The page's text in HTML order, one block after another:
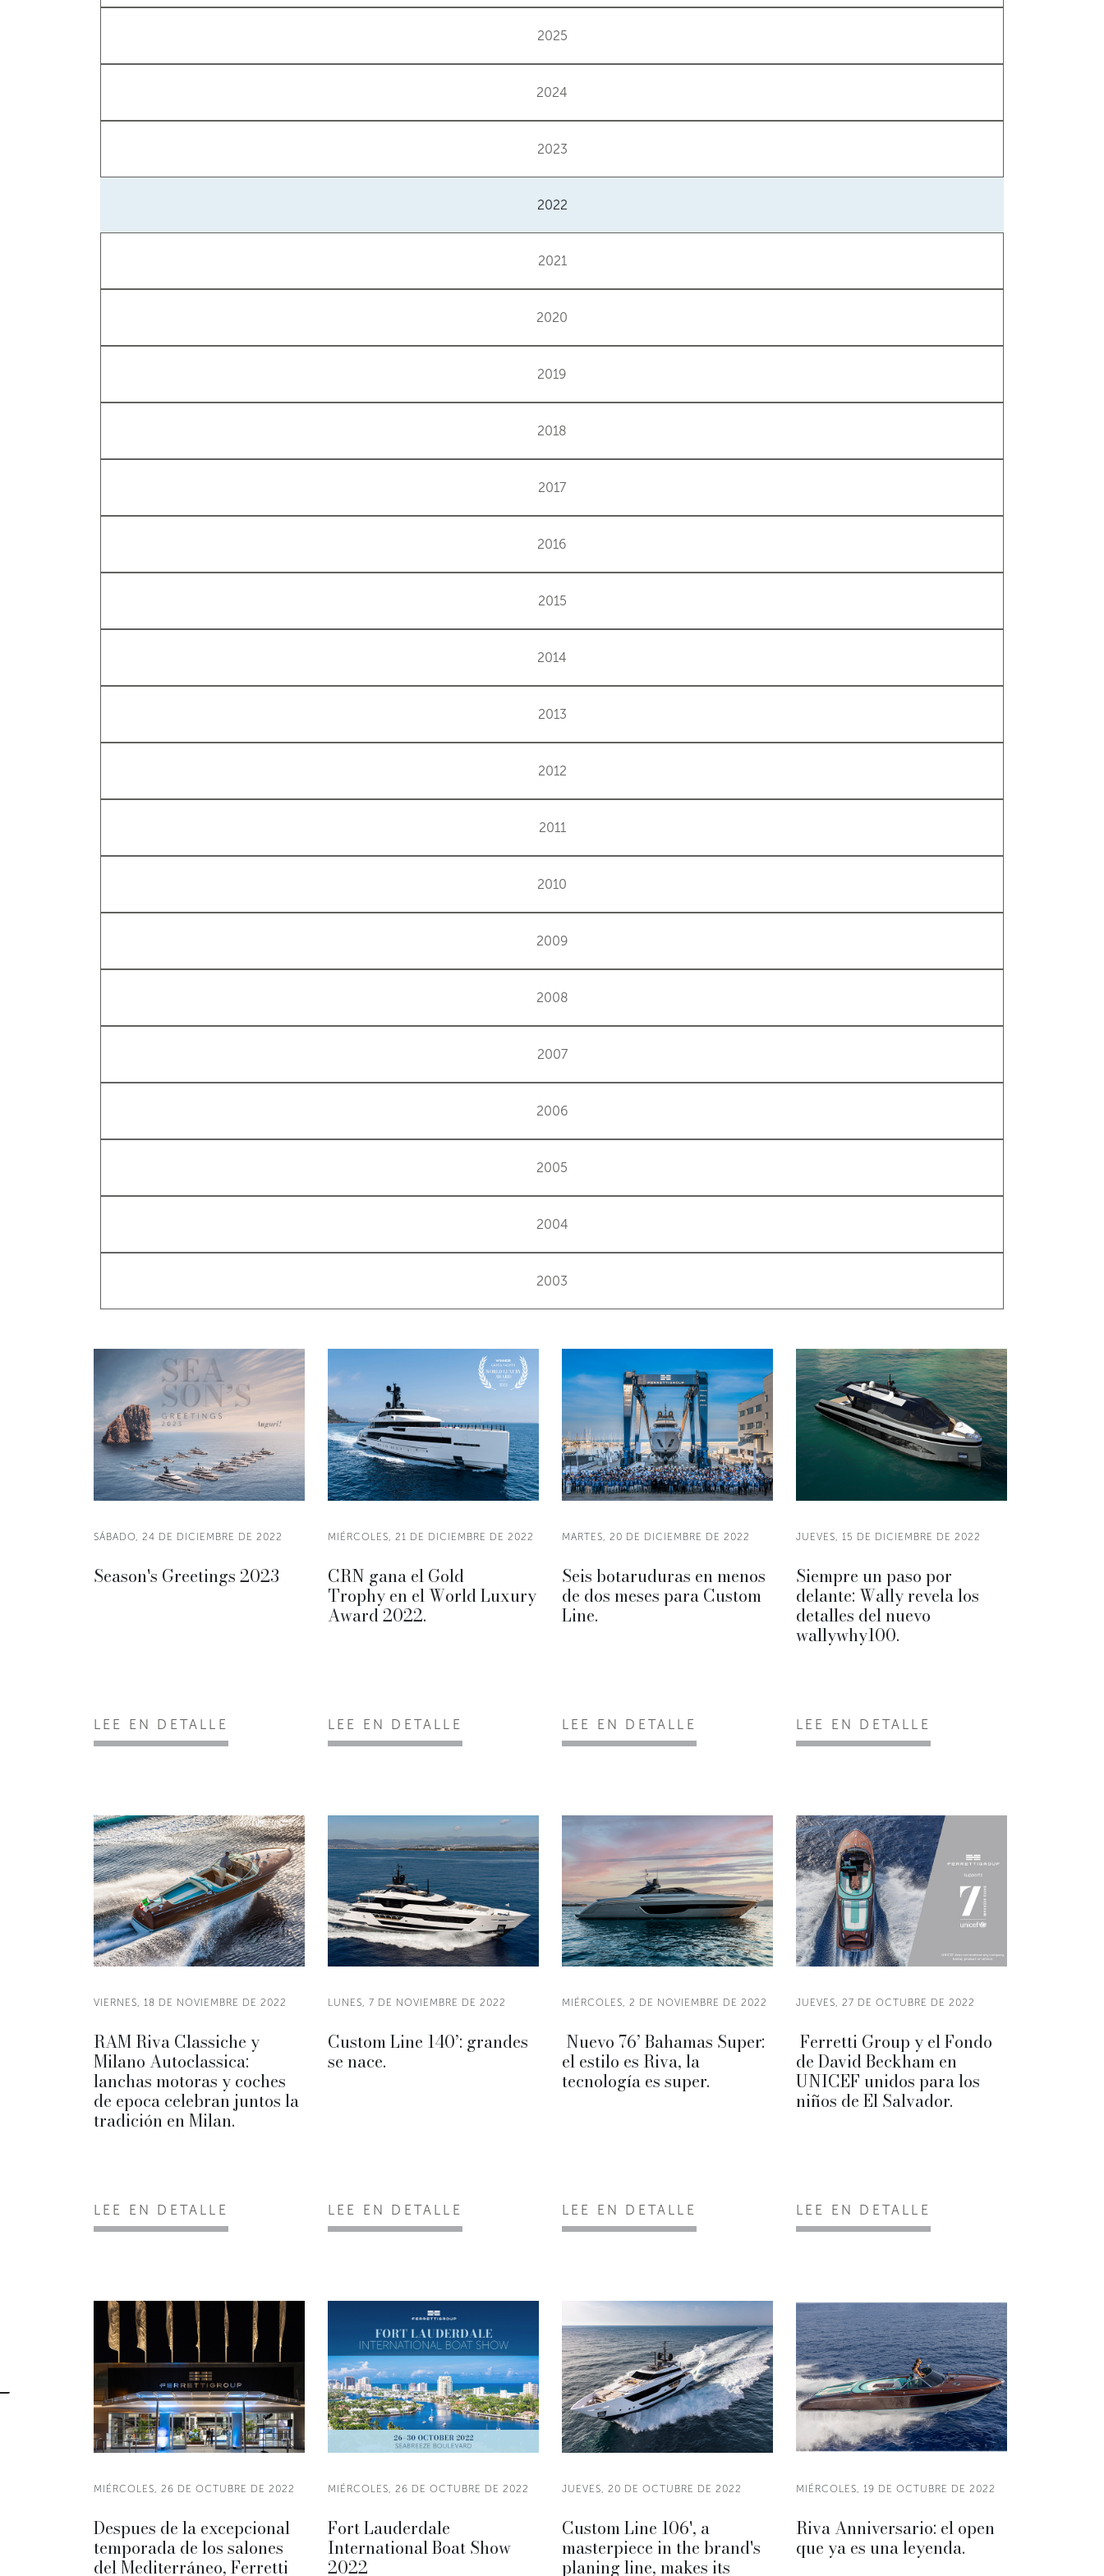
2025
2024
2023
2022
2021
2020
2019
2018
2017
2016
2015
2014
2013
2012
2011
2010
2009
2008
2007
2006
2005
2004
2003
SÁBADO, 24 DE DICIEMBRE DE 2022
Season's Greetings 2023
LEE EN DETALLE
MIÉRCOLES, 21 DE DICIEMBRE DE 2022
CRN gana el Gold
Trophy en el World Luxury
Award 2022.
LEE EN DETALLE
MARTES, 20 DE DICIEMBRE DE 2022
Seis botaruduras en menos
de dos meses para Custom
Line.
LEE EN DETALLE
JUEVES, 15 DE DICIEMBRE DE 2022
Siempre un paso por
delante: Wally revela los
detalles del nuevo
wallywhy100.
LEE EN DETALLE
VIERNES, 18 DE NOVIEMBRE DE 2022
RAM Riva Classiche y
Milano Autoclassica:
lanchas motoras y coches
de epoca celebran juntos la
tradición en Milan.
LEE EN DETALLE
LUNES, 7 DE NOVIEMBRE DE 2022
Custom Line 140’: grandes
se nace.
LEE EN DETALLE
MIÉRCOLES, 2 DE NOVIEMBRE DE 2022
Nuevo 76’ Bahamas Super:
el estilo es Riva, la
tecnología es super.
LEE EN DETALLE
JUEVES, 27 DE OCTUBRE DE 2022
Ferretti Group y el Fondo
de David Beckham en
UNICEF unidos para los
niños de El Salvador.
LEE EN DETALLE
MIÉRCOLES, 26 DE OCTUBRE DE 2022
Despues de la excepcional
temporada de los salones
del Mediterráneo, Ferretti
MIÉRCOLES, 26 DE OCTUBRE DE 2022
Fort Lauderdale
International Boat Show
2022
JUEVES, 20 DE OCTUBRE DE 2022
Custom Line 106', a
masterpiece in the brand's
planing line, makes its
MIÉRCOLES, 19 DE OCTUBRE DE 2022
Riva Anniversario: el open
que ya es una leyenda.